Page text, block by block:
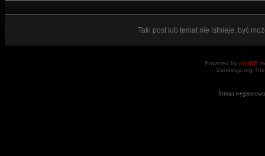
Taki post lub temat nie istnieje, być
Powered by phpBB
Sandecja.org
Strona